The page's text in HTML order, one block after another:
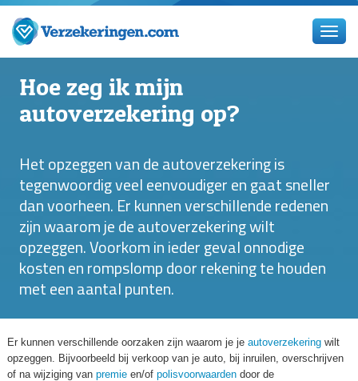
Hoe zeg ik mijn
autoverzekering op?
Het opzeggen van de autoverzekering is
tegenwoordig veel eenvoudiger en gaat sneller
dan voorheen. Er kunnen verschillende redenen
zijn waarom je de autoverzekering wilt
opzeggen. Voorkom in ieder geval onnodige
kosten en rompslomp door rekening te houden
met een aantal punten.
Er kunnen verschillende oorzaken zijn waarom je je autoverzekering wilt
opzeggen. Bijvoorbeeld bij verkoop van je auto, bij inruilen, overschrijven
of na wijziging van premie en/of polisvoorwaarden door de